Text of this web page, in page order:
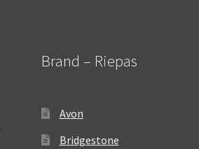
Brand – Riepas
Avon
Bridgestone